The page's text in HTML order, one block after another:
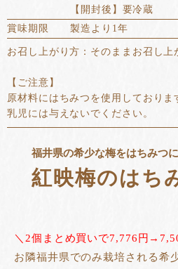
【開封後】要冷蔵
賞味期限
製造より1年
お召し上がり方：そのままお召し上
【ご注意】
原材料にはちみつを使用しておりま
乳児には与えないでください。
福井県の希少な梅をはちみつ
紅映梅のはち
＼2個まとめ買いで7,776円
お隣福井県でのみ栽培される希